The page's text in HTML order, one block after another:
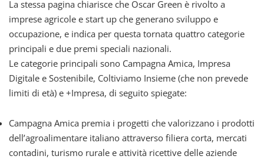
La stessa pagina chiarisce che Oscar Green è rivolto a
imprese agricole e start up che generano sviluppo e
occupazione, e indica per questa tornata quattro categorie
principali e due premi speciali nazionali.
Le categorie principali sono Campagna Amica, Impresa
Digitale e Sostenibile, Coltiviamo Insieme (che non prevede
limiti di età) e +Impresa, di seguito spiegate:
Campagna Amica premia i progetti che valorizzano i prodotti
dell’agroalimentare italiano attraverso filiera corta, mercati
contadini, turismo rurale e attività ricettive delle aziende